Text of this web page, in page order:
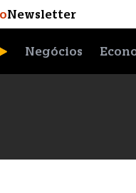
Newsletter
Negócios